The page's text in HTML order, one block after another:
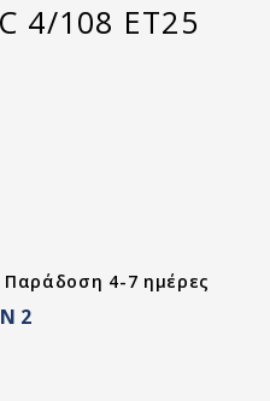
4/108 ET25
Παράδοση 4-7 ημέρες
2